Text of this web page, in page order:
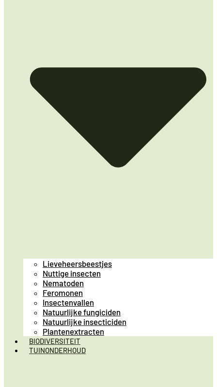
Lieveheersbeestjes
Nuttige insecten
Nematoden
Feromonen
Insectenvallen
Natuurlijke fungiciden
Natuurlijke insecticiden
Plantenextracten
BIODIVERSITEIT
TUINONDERHOUD